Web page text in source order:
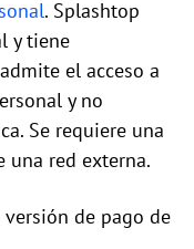
. Splashtop
y tiene
el acceso a
y no
Se requiere una
una red externa.
de pago de